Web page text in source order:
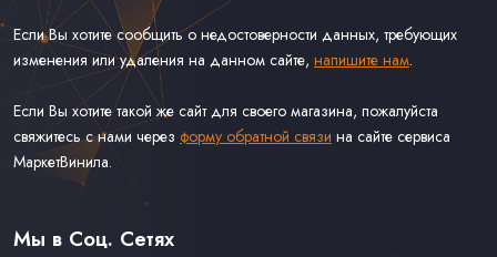
Если Вы хотите сообщить о недостоверности данных, требующих
изменения или удаления на данном сайте, напишите нам.
Если Вы хотите такой же сайт для своего магазина, пожалуйста
свяжитесь с нами через форму обратной связи на сайте сервиса
МаркетВинила.
Каталог Винила, CD и Кассет
Доставка и Оплата
Мы в Соц. Сетях